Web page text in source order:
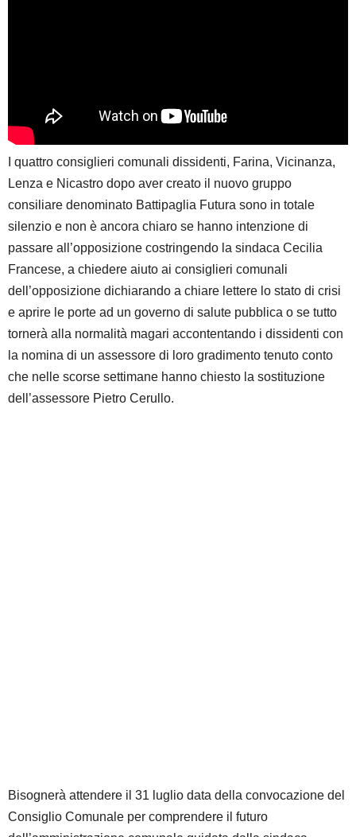
I quattro consiglieri comunali dissidenti, Farina, Vicinanza,
Lenza e Nicastro dopo aver creato il nuovo gruppo
consiliare denominato Battipaglia Futura sono in totale
silenzio e non è ancora chiaro se hanno intenzione di
passare all’opposizione costringendo la sindaca Cecilia
Francese, a chiedere aiuto ai consiglieri comunali
dell’opposizione dichiarando a chiare lettere lo stato di crisi
e aprire le porte ad un governo di salute pubblica o se tutto
tornerà alla normalità magari accontentando i dissidenti con
la nomina di un assessore di loro gradimento tenuto conto
che nelle scorse settimane hanno chiesto la sostituzione
dell’assessore Pietro Cerullo.
Bisognerà attendere il 31 luglio data della convocazione del
Consiglio Comunale per comprendere il futuro